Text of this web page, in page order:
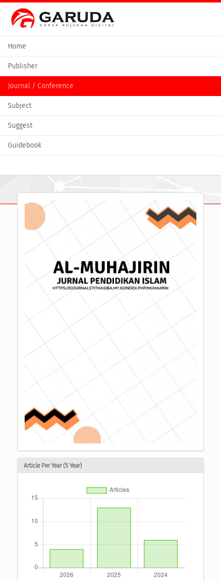
Home
Publisher
Journal / Conference
Subject
Suggest
Guidebook
Article Per Year (5 Year)